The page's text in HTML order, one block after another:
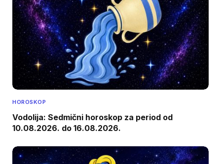
HOROSKOP
Vodolija: Sedmični horoskop za period od
10.08.2026. do 16.08.2026.